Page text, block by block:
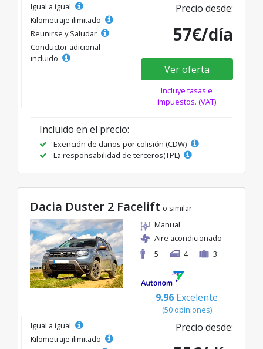
Igual a igual
Kilometraje ilimitado
Reunirse y Saludar
Conductor adicional
incluido
Precio desde:
57€/día
Ver oferta
Incluye tasas e
impuestos. (VAT)
Incluido en el precio:
Exención de daños por colisión (CDW)
La responsabilidad de terceros(TPL)
Dacia Duster 2 Facelift o similar
Manual
Aire acondicionado
5
4 3
9.96 Excelente
(50 opiniones)
Igual a igual
Kilometraje ilimitado
Precio desde: